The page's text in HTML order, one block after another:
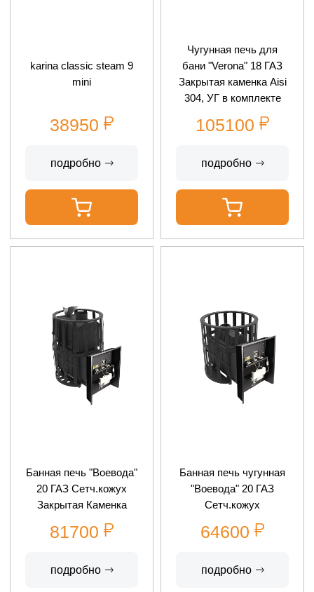
karina classic steam 9
mini
38950
подробно
Чугунная печь для
бани "Verona" 18 ГАЗ
Закрытая каменка Aisi
304, УГ в комплекте
105100
подробно
Банная печь "Воевода"
20 ГАЗ Сетч.кожух
Закрытая Каменка
81700
подробно
Банная печь чугунная
"Воевода" 20 ГАЗ
Сетч.кожух
64600
подробно